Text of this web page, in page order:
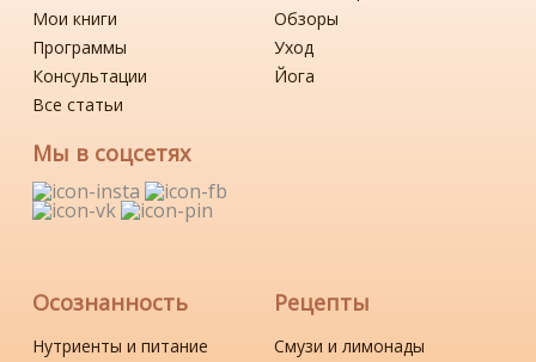
Мои книги
Программы
Консультации
Все статьи
Мы в соцсетях
Обзоры
Уход
Йога
Осознанность
Нутриенты и питание
Рецепты
Смузи и лимонады